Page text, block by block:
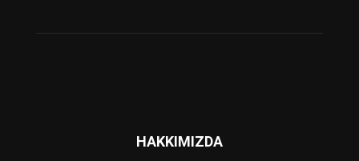
HAKKIMIZDA